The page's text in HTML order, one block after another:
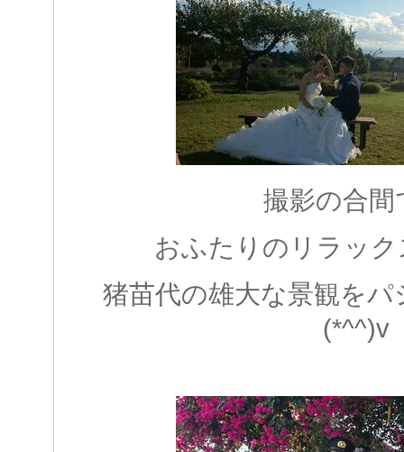
撮影の合間
おふたりのリラッ
猪苗代の雄大な景観を
(*^^)v